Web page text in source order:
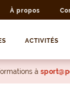
À propos
ACTIVITÉS
à